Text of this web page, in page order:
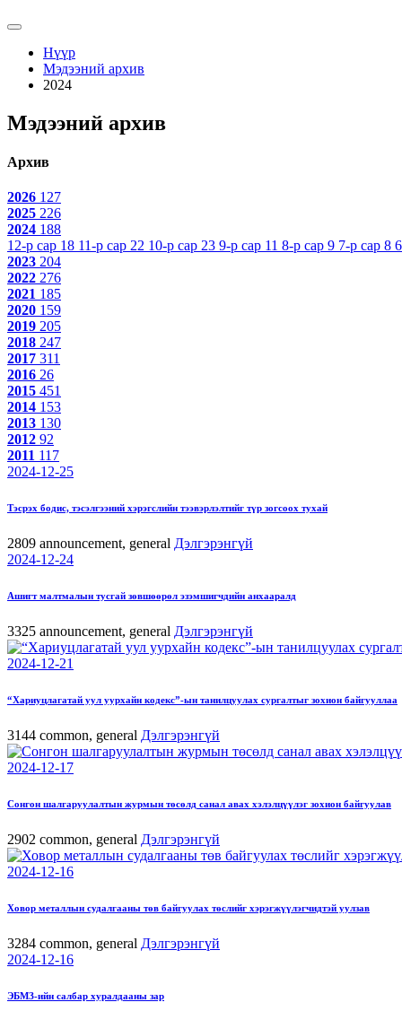
Нүүр
Мэдээний архив
2024
Мэдээний архив
Архив
2026 127
2025 226
2024 188
12-р сар 18 11-р сар 22 10-р сар 23 9-р сар 11 8-р сар 9 7-р сар 8
2023 204
2022 276
2021 185
2020 159
2019 205
2018 247
2017 311
2016 26
2015 451
2014 153
2013 130
2012 92
2011 117
2024-12-25
Тэсрэх бодис, тэсэлгээний хэрэгслийн тээвэрлэлтийг түр зогсоох тухай
2809 announcement, general Дэлгэрэнгүй
2024-12-24
Ашигт малтмалын тусгай зөвшөөрөл эзэмшигчдийн анхааралд
3325 announcement, general Дэлгэрэнгүй
2024-12-21
“Хариуцлагатай уул уурхайн кодекс”-ын танилцуулах сургалтыг зохион байгууллаа
3144 common, general Дэлгэрэнгүй
2024-12-17
Сонгон шалгаруулалтын журмын төсөлд санал авах хэлэлцүүлэг зохион байгуулав
2902 common, general Дэлгэрэнгүй
2024-12-16
Ховор металлын судалгааны төв байгуулах төслийг хэрэгжүүлэгчидтэй уулзав
3284 common, general Дэлгэрэнгүй
2024-12-16
ЭБМЗ-ийн салбар хуралдааны зар